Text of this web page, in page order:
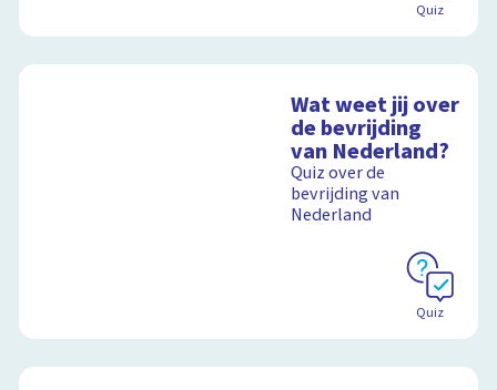
Quiz
Wat weet jij over
de bevrijding
van Nederland?
Quiz over de
bevrijding van
Nederland
Quiz